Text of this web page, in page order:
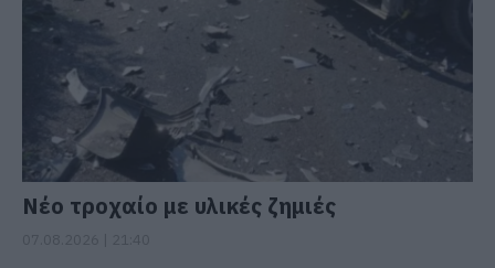
Νέο τροχαίο με υλικές ζημιές